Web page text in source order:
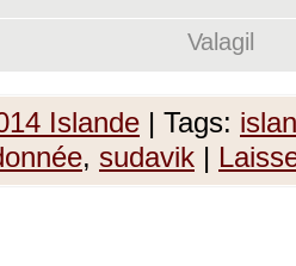
Valagil
Islande | Tags:
, sudavik |